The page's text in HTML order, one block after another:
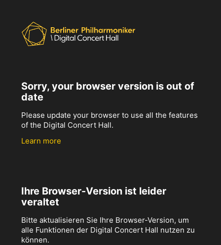
Sorry, your browser version is out of
date
Please update your browser to use all the features
of the Digital Concert Hall.
Learn more
Ihre Browser-Version ist leider
veraltet
Bitte aktualisieren Sie Ihre Browser-Version, um
alle Funktionen der Digital Concert Hall nutzen zu
können.